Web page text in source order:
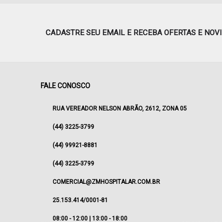
CADASTRE SEU EMAIL E RECEBA OFERTAS E
FALE CONOSCO
RUA VEREADOR NELSON ABRÃO, 2612, ZONA 05
(44) 3225-3799
(44) 99921-8881
(44) 3225-3799
COMERCIAL@ZMHOSPITALAR.COM.BR
25.153.414/0001-81
08:00 - 12:00 | 13:00 - 18:00